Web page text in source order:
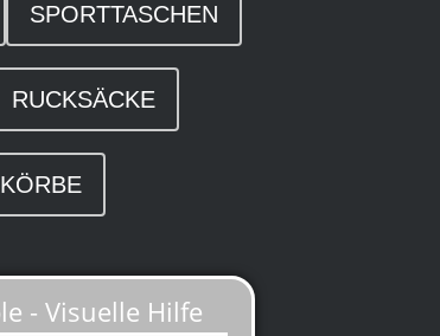
SPORTTASCHEN
RUCKSÄCKE
KÖRBE